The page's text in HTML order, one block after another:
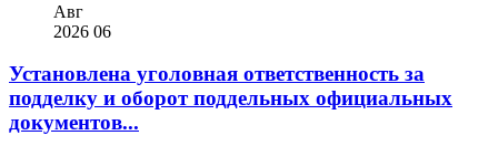
Авг
2026 06
Установлена уголовная ответственность за
подделку и оборот поддельных официальных
документов...